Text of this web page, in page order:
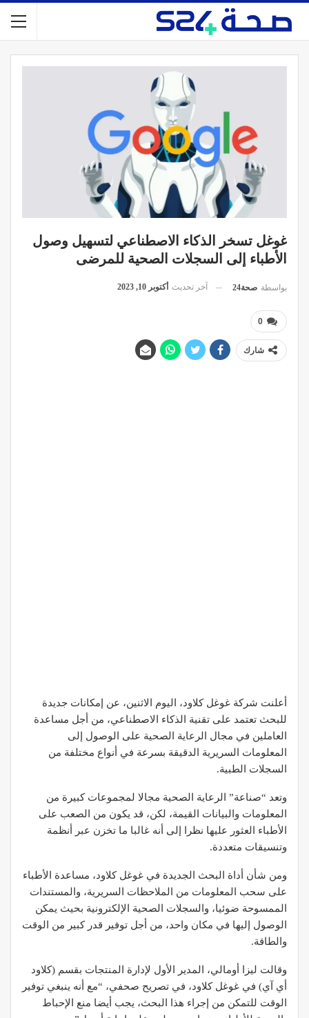
غوغل تسخر الذكاء الاصطناعي لتسهيل وصول
الأطباء إلى السجلات الصحية للمرضى
بواسطة صحة24 آخر تحديث أكتوبر 10, 2023
0
شارك
أعلنت شركة غوغل كلاود، اليوم الاثنين، عن إمكانات جديدة
للبحث تعتمد على تقنية الذكاء الاصطناعي، من أجل مساعدة
العاملين في مجال الرعاية الصحية على الوصول إلى
المعلومات السريرية الدقيقة بسرعة في أنواع مختلفة من
السجلات الطبية.
وتعد “صناعة” الرعاية الصحية مجالا لمجموعات كبيرة من
المعلومات والبيانات القيمة، لكن، قد يكون من الصعب على
الأطباء العثور عليها نظرا إلى أنه غالبا ما تخزن عبر أنظمة
وتنسيقات متعددة.
ومن شأن أداة البحث الجديدة في غوغل كلاود، مساعدة الأطباء
على سحب المعلومات من الملاحظات السريرية، والمستندات
الممسوحة ضوئيا، والسجلات الصحية الإلكترونية بحيث يمكن
الوصول إليها في مكان واحد، من أجل توفير قدر كبير من الوقت
والطاقة.
وقالت ليزا أومالي، المدير الأول لإدارة المنتجات بقسم (كلاود
أي آي) في غوغل كلاود، في تصريح صحفي، “مع أنه ينبغي توفير
الوقت للتمكن من إجراء هذا البحث، يجب أيضا منع الإحباط